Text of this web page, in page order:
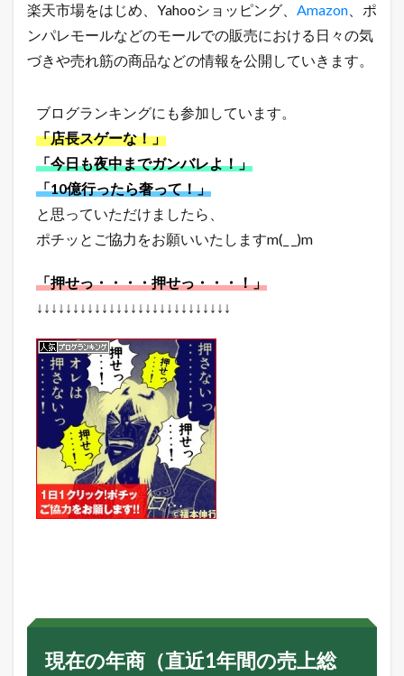
A
m
o
売
れ
筋
ラ
ン
キ
ン
7.4
a
o
o
!
検
索
ワ
ー
ド
ン
キ
の
う
で
楽天市場をはじめ、Yahooショッピング、 Amazon 、ポ
ンパレモールなどのモールでの販売における日々の気
づきや売れ筋の商品などの情報を公開していきます。
ブログランキングにも参加しています。
「店長スゲーな！」
「今日も夜中までガンバレよ！」
「10億行ったら奢って！」
と思っていただけましたら、
ポチッとご協力をお願いいたしますm(_ _)m
「押せっ・・・・押せっ・・・！」
↓↓↓↓↓↓↓↓↓↓↓↓↓↓↓↓↓↓↓↓↓↓↓↓↓↓↓
現在の年商（直近1年間の売上総